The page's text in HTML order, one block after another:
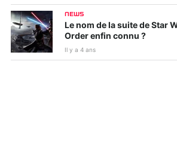
NEWS
Le nom de la suite de Star
Order enfin connu ?
Il y a 4 ans